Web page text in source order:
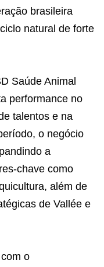
brasileira
natural de forte
Saúde Animal
performance no
talentos e na
o negócio
a
chave como
além de
de Vallée e
o